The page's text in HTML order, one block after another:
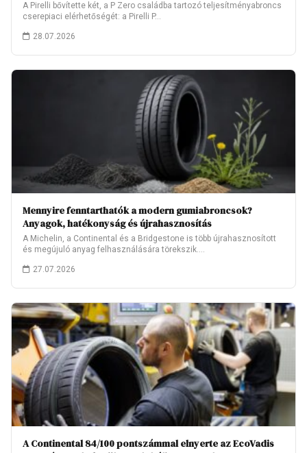
A Pirelli bővítette két, a P Zero családba tartozó teljesítményabroncs
cserepiaci elérhetőségét: a Pirelli P…
28.07.2026
Mennyire fenntarthatók a modern gumiabroncsok?
Anyagok, hatékonyság és újrahasznosítás
A Michelin, a Continental és a Bridgestone is több újrahasznosított
és megújuló anyag felhasználására törekszik.…
27.07.2026
A Continental 84/100 pontszámmal elnyerte az EcoVadis